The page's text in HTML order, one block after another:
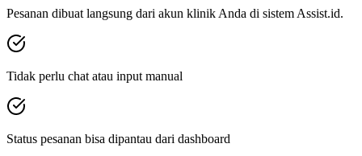
Pesanan dibuat langsung dari akun klinik Anda di sistem Assist.id.
Tidak perlu chat atau input manual
Status pesanan bisa dipantau dari dashboard